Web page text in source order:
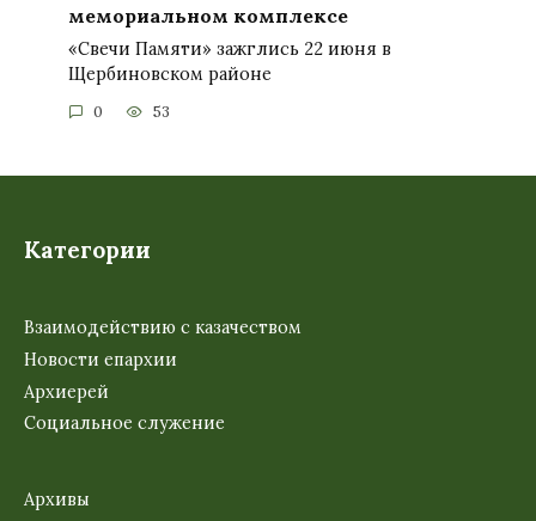
мемориальном комплексе
«Свечи Памяти» зажглись 22 июня в
Щербиновском районе
0 53
Категории
Взаимодействию с казачеством
Новости епархии
Архиерей
Социальное служение
Архивы